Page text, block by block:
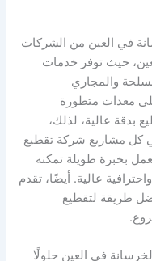
في العين من الشركات
حيث توفر خدمات
والمجاري
معدات متطورة
بدقة عالية، لذلك،
كل مشاريع شركة تقطيع
بخبرة طويلة تمكنه
عالية. أيضًا، تقدم
طريقة لتقطيع
في العين حلولًا